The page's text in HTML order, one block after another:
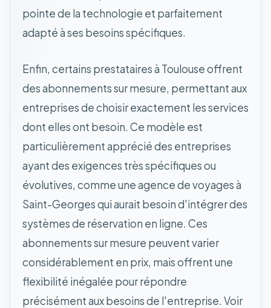
pointe de la technologie et parfaitement
adapté à ses besoins spécifiques.
Enfin, certains prestataires à Toulouse offrent
des abonnements sur mesure, permettant aux
entreprises de choisir exactement les services
dont elles ont besoin. Ce modèle est
particulièrement apprécié des entreprises
ayant des exigences très spécifiques ou
évolutives, comme une agence de voyages à
Saint-Georges qui aurait besoin d'intégrer des
systèmes de réservation en ligne. Ces
abonnements sur mesure peuvent varier
considérablement en prix, mais offrent une
flexibilité inégalée pour répondre
précisément aux besoins de l'entreprise. Voir